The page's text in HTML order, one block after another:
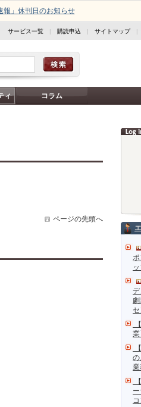
報」休刊日のお知らせ
サービス一覧 | 購読申込 | サイトマップ|
ィ コラム
セ
ページの先頭へ